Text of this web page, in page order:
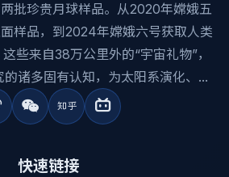
批珍贵月球样品。从2020年嫦娥五
样品，到2024年嫦娥六号获取人类
些来自38万公里外的“宇宙礼物”，
诸多固有认知，为太阳系演化、...
快速链接